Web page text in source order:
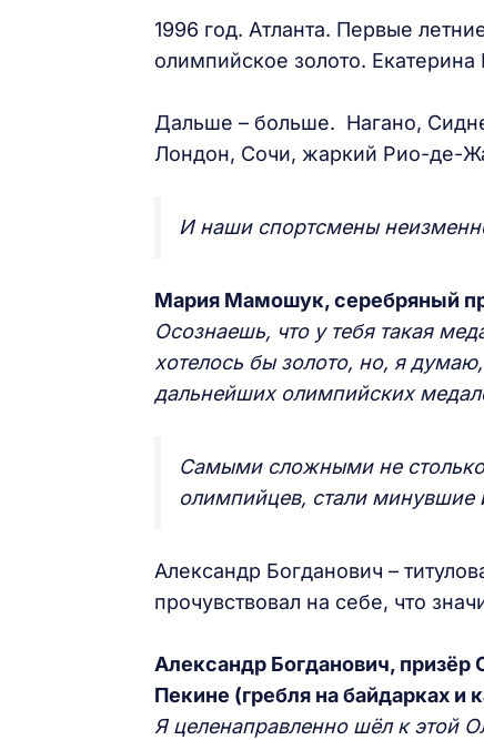
1996 год. Атланта. Первые
олимпийское золото.
Дальше – больше. Нагано,
Лондон, Сочи, жаркий Рио-де-
И наши спортсмены
Мария Мамошук, серебряный
Осознаешь, что у тебя такая
хотелось бы золото, но, я
дальнейших олимпийских
Самыми сложными не
олимпийцев, стали минувшие
Александр Богданович –
прочувствовал на себе, что
Александр Богданович,
Пекине (гребля на байдарках и
Я целенаправленно шёл к этой